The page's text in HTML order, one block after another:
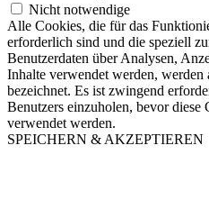
Nicht notwendige
Alle Cookies, die für das
erforderlich sind und die speziell
Benutzerdaten über Analysen,
Inhalte verwendet werden,
bezeichnet. Es ist zwingend
Benutzers einzuholen, bevor diese
verwendet werden.
SPEICHERN & AKZEPTIEREN